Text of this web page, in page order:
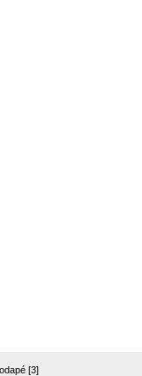
[3]